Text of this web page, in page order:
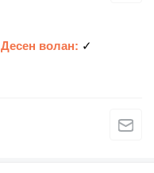
Десен волан ✓